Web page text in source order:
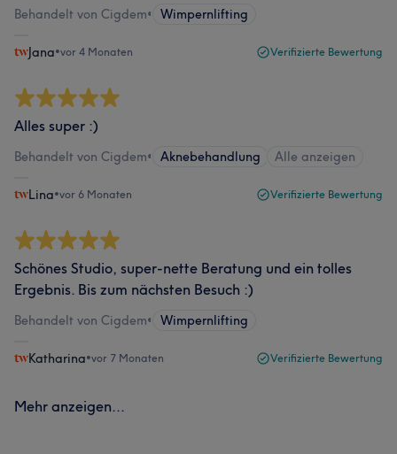
Behandelt von Cigdem• Wimpernlifting
Jana•vor 4 Monaten Verifizierte Bewertung
Alles super :)
Behandelt von Cigdem• Aknebehandlung Alle anzeigen
Lina•vor 6 Monaten Verifizierte Bewertung
Schönes Studio, super-nette Beratung und ein tolles
Ergebnis. Bis zum nächsten Besuch :)
Behandelt von Cigdem• Wimpernlifting
Katharina•vor 7 Monaten Verifizierte Bewertung
Mehr anzeigen...